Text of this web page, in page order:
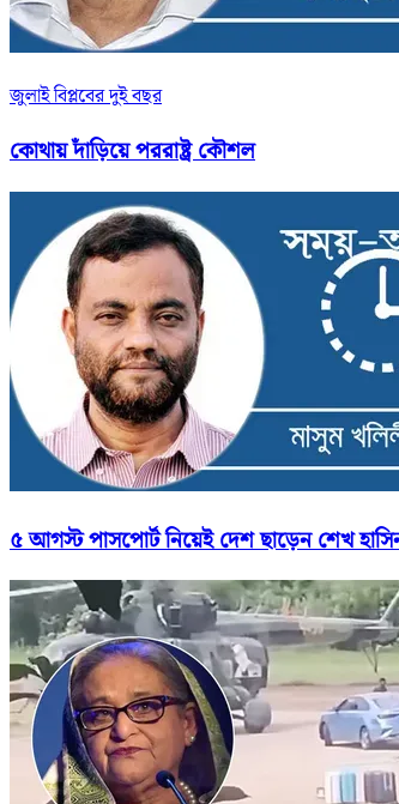
জুলাই বিপ্লবের দুই বছর
কোথায় দাঁড়িয়ে পররাষ্ট্র কৌশল
৫ আগস্ট পাসপোর্ট নিয়েই দেশ ছাড়েন শেখ